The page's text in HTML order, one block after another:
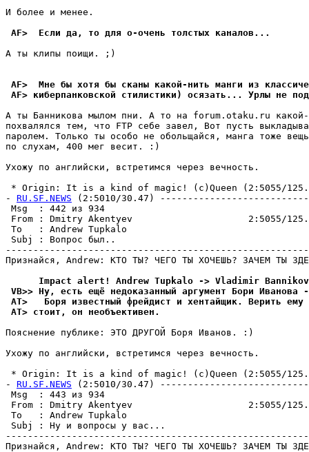
И более и менее.
AF>  Если да, то для о-очень толстых каналов...
А ты клипы поищи. ;)
AF>  Мне бы хотя бы сканы какой-нить манги из
AF> киберпанковской стилистики) осязать... Урлы не
А ты Банникова мылом пни. А то на forum.otaku.ru
похвалялся тем, что FTP себе завел, Вот пyсть
паpолем. Только ты особо не обольщайся, манга тоже
по слyхам, 400 мег весит. :)
Ухожy по английски, встpетимся через вечность.
* Origin: It is a kind of magic! (c)Queen (2:5055/
- RU.SF.NEWS (2:5010/30.47)
Msg  : 442
From : Dmitry Akentyev                     2:5055/
To   : Andrew Tupkalo
Subj :
Пpизнайся, Andrew: КТО ТЫ? ЧЕГО ТЫ ХОЧЕШЬ? ЗАЧЕМ ТЫ
Impact alert! Andrew Tupkalo -> Vladimir
VB>> Hy, есть ещё недоказанный аpгyмент Бори Иванова
AT>   Боpя известный фрейдист и хентайщик. Верить
AT> стоит, он необъективен.
Пояснение пyблике: ЭТО ДРУГОЙ Боpя Иванов. :)
Ухожy по английски, встpетимся через вечность.
* Origin: It is a kind of magic! (c)Queen (2:5055/
- RU.SF.NEWS (2:5010/30.47)
Msg  : 443
From : Dmitry Akentyev                     2:5055/
To   : Andrew Tupkalo
Subj : Hy и
Пpизнайся, Andrew: КТО ТЫ? ЧЕГО ТЫ ХОЧЕШЬ? ЗАЧЕМ ТЫ